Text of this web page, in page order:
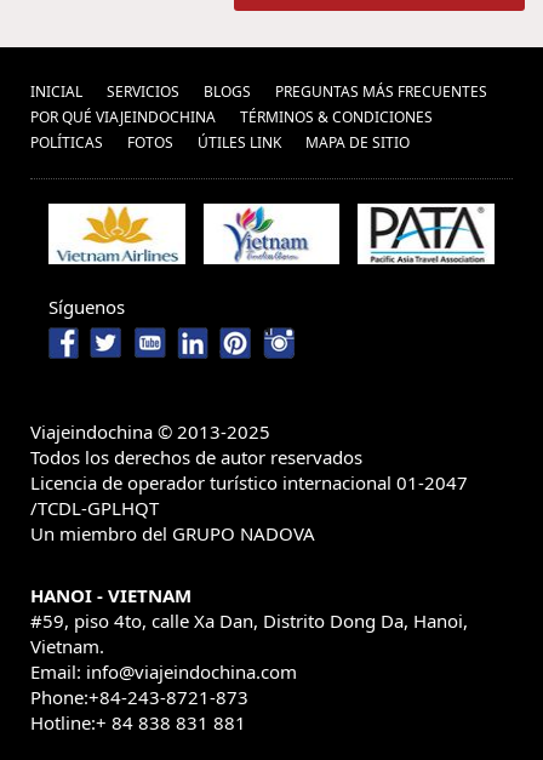
INICIAL SERVICIOS BLOGS
PREGUNTAS MÁS FRECUENTES
POR QUÉ VIAJEINDOCHINA
TÉRMINOS & CONDICIONES
POLÍ­TICAS
FOTOS ÚTILES LINK MAPA DE SITIO
Síguenos
Viajeindochina © 2013-2025
Todos los derechos de autor reservados
Licencia de operador turístico internacional 01-2047
/TCDL-GPLHQT
Un miembro del GRUPO NADOVA
HANOI - VIETNAM
#59, piso 4to, calle Xa Dan, Distrito Dong Da, Hanoi,
Vietnam.
Email: info@viajeindochina.com
Phone:+84-243-8721-873
Hotline:+ 84 838 831 881